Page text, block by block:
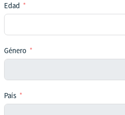
Edad
Género
País